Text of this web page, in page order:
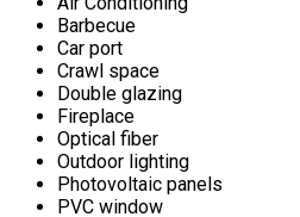
Barbecue
Car port
Crawl space
Double glazing
Fireplace
Optical fiber
Outdoor lighting
Photovoltaic panels
PVC window